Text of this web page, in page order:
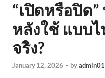
“เปิดหรือปิด
หลังใช้ แบบ
จริง?
January 12, 2026 - byadmin01